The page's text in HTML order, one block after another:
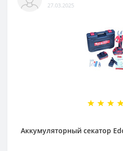
27.03.2025
Аккумуляторный секатор